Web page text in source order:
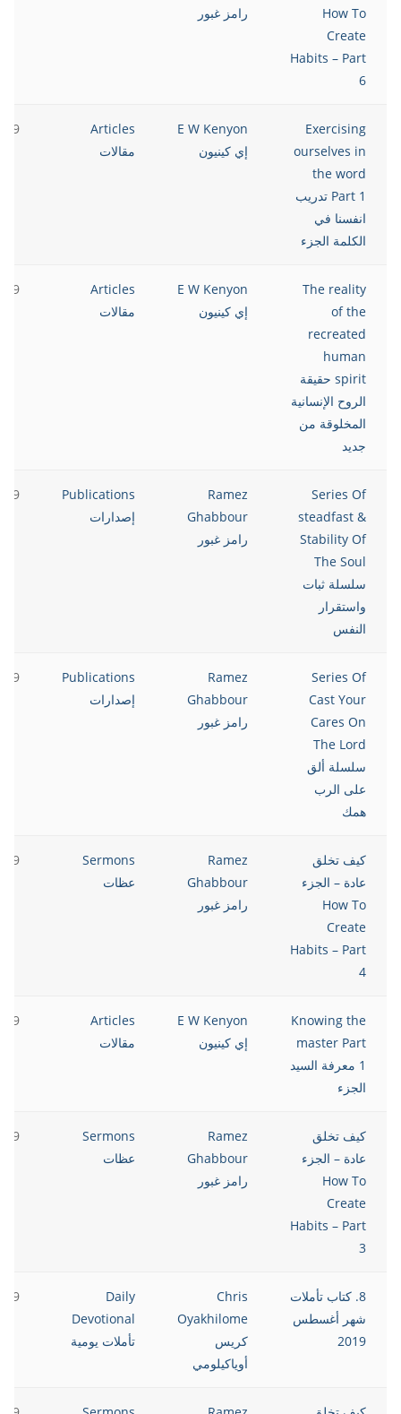
How To
Create
Habits – Part
6
رامز غبور
Exercising
ourselves in
the word
Part 1 تدريب
انفسنا في
الكلمة الجزء
E W Kenyon
إي كينيون
Articles
مقالات
The reality
of the
recreated
human
spirit حقيقة
الروح الإنسانية
المخلوقة من
جديد
E W Kenyon
إي كينيون
Articles
مقالات
Series Of
steadfast &
Stability Of
The Soul
سلسلة ثبات
واستقرار
النفس
Ramez
Ghabbour
رامز غبور
Publications
إصدارات
Series Of
Cast Your
Cares On
The Lord
سلسلة ألق
على الرب
همك
Ramez
Ghabbour
رامز غبور
Publications
إصدارات
كيف تخلق
عادة – الجزء
How To
Create
Habits – Part
4
Ramez
Ghabbour
رامز غبور
Sermons
عظات
Knowing the
master Part
1 معرفة السيد
الجزء
E W Kenyon
إي كينيون
Articles
مقالات
كيف تخلق
عادة – الجزء
How To
Create
Habits – Part
3
Ramez
Ghabbour
رامز غبور
Sermons
عظات
8. كتاب تأملات
شهر أغسطس
2019
Chris
Oyakhilome
كريس
أوياكيلومي
Daily
Devotional
تأملات يومية